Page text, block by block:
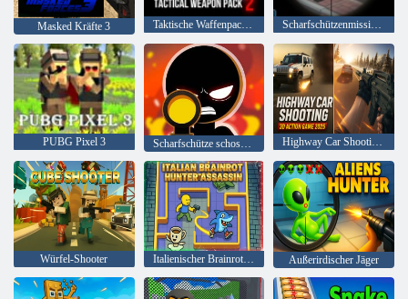
Masked Kräfte 3 Taktische Waffenpackung 2 Scharfschützenmission 3d
PUBG Pixel 3 Scharfschütze schoss 3D Highway Car Shooting 3D-Actionspiel 2025
Würfel-Shooter Italienischer Brainrott-Jäger-Attentäter Außerirdischer Jäger